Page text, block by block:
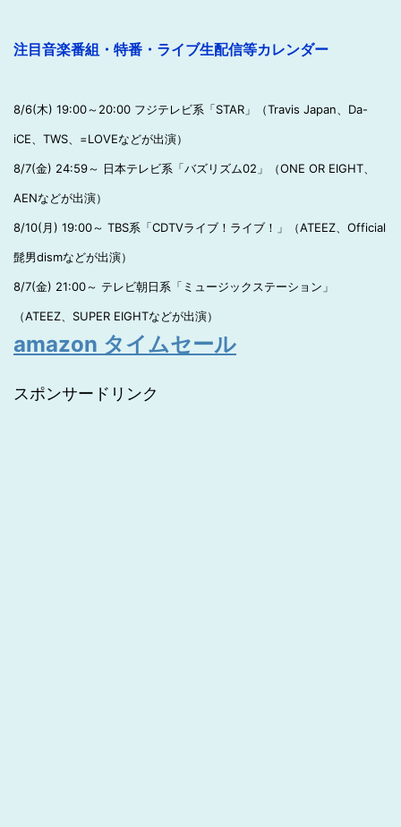
注目音楽番組・特番・ライブ生配信等カレンダー
8/6(木) 19:00～20:00 フジテレビ系「STAR」（Travis Japan、Da-
iCE、TWS、=LOVEなどが出演）
8/7(金) 24:59～ 日本テレビ系「バズリズム02」（ONE OR EIGHT、
AENなどが出演）
8/10(月) 19:00～ TBS系「CDTVライブ！ライブ！」（ATEEZ、Official
髭男dismなどが出演）
8/7(金) 21:00～ テレビ朝日系「ミュージックステーション」
（ATEEZ、SUPER EIGHTなどが出演）
amazon タイムセール
スポンサードリンク